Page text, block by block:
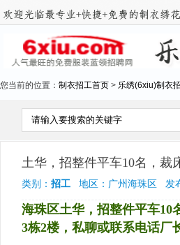
您当前的位置： 制衣招工首页 > 乐绣(6xiu)制衣
土华，招整件平车10名，裁
类别： 招工 地区：广州海珠区 发
海珠区土华，招整件平车10
3栋2楼，私聊或联系电话厂